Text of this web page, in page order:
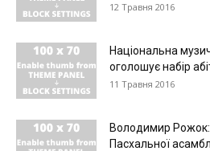
12 Травня 2016
Національна
оголошує набір
11 Травня 2016
Володимир
Пасхальної